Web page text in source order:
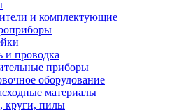
и комплектующие
и проводка
приборы
оборудование
материалы
круги, пилы